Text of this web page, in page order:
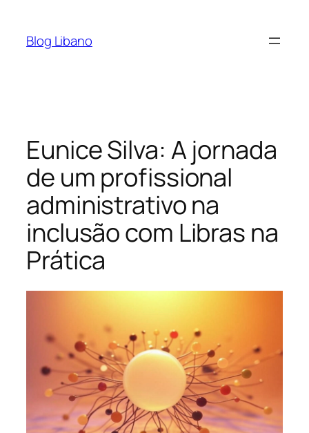
Blog Libano
Eunice Silva: A jornada
de um profissional
administrativo na
inclusão com Libras na
Prática